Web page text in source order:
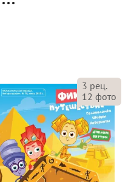
3 рец.
12 фото